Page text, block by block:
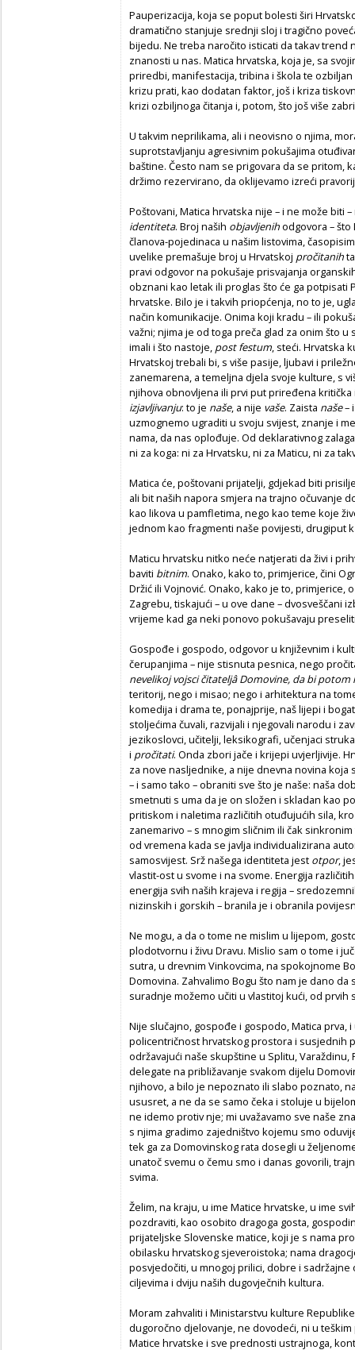
Pauperizacija, koja se poput bolesti širi
dramatično stanjuje srednji sloj i tragično
bijedu. Ne treba naročito isticati da takav
znanosti u nas. Matica hrvatska, koja je, sa
priredbi, manifestacija, tribina i škola te
krizu prati, kao dodatan faktor, još i kriza
krizi ozbiljnoga čitanja i, potom, što još više
U takvim neprilikama, ali i neovisno o njima,
suprotstavljanju agresivnim pokušajima
baštine. Često nam se prigovara da se pritom,
držimo rezervirano, da oklijevamo izreći
Poštovani, Matica hrvatska nije – i ne može biti
identiteta. Broj naših objavljenihodgovora – što
članova-pojedinaca u našim listovima,
uvelike premašuje broj u Hrvatskoj pročitanih
pravi odgovor na pokušaje prisvajanja
obznani kao letak ili proglas što će ga potpisati
hrvatske. Bilo je i takvih priopćenja, no to je,
način komunikacije. Onima koji kradu – ili
važni; njima je od toga preča glad za onim što
imali i što nastoje, post festum, steći. Hrvatska
Hrvatskoj trebali bi, s više pasije, ljubavi i
zanemarena, a temeljna djela svoje kulture, s
njihova obnovljena ili prvi put priređena
izjavljivanju: to je naše, a nije vaše. Zaista naše–
uzmognemo ugraditi u svoju svijest, znanje i
nama, da nas oplođuje. Od deklarativnog
ni za koga: ni za Hrvatsku, ni za Maticu, ni za
Matica će, poštovani prijatelji, gdjekad biti
ali bit naših napora smjera na trajno očuvanje
kao likova u pamfletima, nego kao teme koje
jednom kao fragmenti naše povijesti, drugiput
Maticu hrvatsku nitko neće natjerati da živi i
baviti bitnim. Onako, kako to, primjerice, čini
Držić ili Vojnović. Onako, kako je to, primjerice,
Zagrebu, tiskajući – u ove dane – dvosveščani
vrijeme kad ga neki ponovo pokušavaju
Gospođe i gospodo, odgovor u književnim i
čerupanjima – nije stisnuta pesnica, nego
nevelikoj vojsci čitateljâ Domovine, da bi potom
teritorij, nego i misao; nego i arhitektura na
komedija i drama te, ponajprije, naš lijepi i
stoljećima čuvali, razvijali i njegovali narodu i
jezikoslovci, učitelji, leksikografi, učenjaci
i pročitati. Onda zbori jače i krijepi uvjerljivije.
za nove nasljednike, a nije dnevna novina
– i samo tako – obraniti sve što je naše: naša
smetnuti s uma da je on složen i skladan kao
pritiskom i naletima različitih otuđujućih sila,
zanemarivo – s mnogim sličnim ili čak
od vremena kada se javlja individualizirana
samosvijest. Srž našega identiteta jest otpor,
vlastit-ost u svome i na svome. Energija
energija svih naših krajeva i regija –
nizinskih i gorskih – branila je i obranila
Ne mogu, a da o tome ne mislim u lijepom,
plodotvornu i živu Dravu. Mislio sam o tome i
sutra, u drevnim Vinkovcima, na spokojnome
Domovina. Zahvalimo Bogu što nam je dano
suradnje možemo učiti u vlastitoj kući, od prvih
Nije slučajno, gospođe i gospodo, Matica
policentričnost hrvatskog prostora i susjednih
održavajući naše skupštine u Splitu,
delegate na približavanje svakom dijelu
njihovo, a bilo je nepoznato ili slabo poznato,
ususret, a ne da se samo čeka i stoluje u
ne idemo protiv nje; mi uvažavamo sve naše
s njima gradimo zajedništvo kojemu smo
tek ga za Domovinskog rata dosegli u
unatoč svemu o čemu smo i danas govorili,
svima.
Želim, na kraju, u ime Matice hrvatske, u ime
pozdraviti, kao osobito dragoga gosta,
prijateljske Slovenske matice, koji je s nama
obilasku hrvatskog sjeveroistoka; nama
posvjedočiti, u mnogoj prilici, dobre i
ciljevima i dviju naših dugovječnih kultura.
Moram zahvaliti i Ministarstvu kulture
dugoročno djelovanje, ne dovodeći, ni u
Matice hrvatske i sve prednosti ustrajnoga,